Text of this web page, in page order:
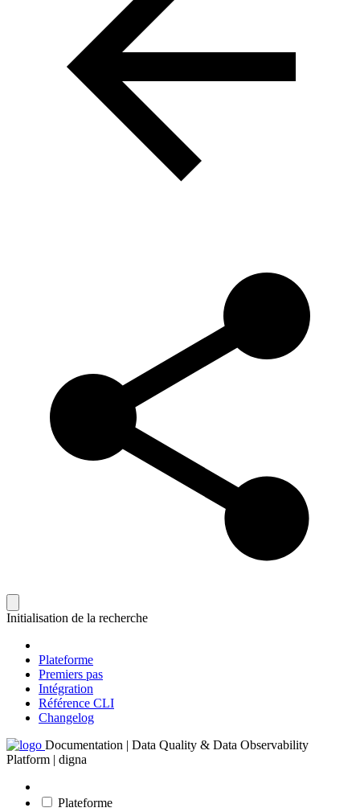
Initialisation de la recherche
Plateforme
Premiers pas
Intégration
Référence CLI
Changelog
Documentation | Data Quality & Data Observability
Platform | digna
Plateforme